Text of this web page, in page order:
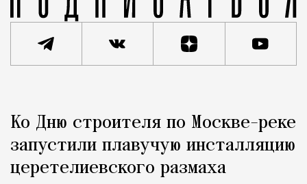
Город
Ко Дню строителя по Москве-реке
запустили плавучую инсталляцию
церетелиевского размаха